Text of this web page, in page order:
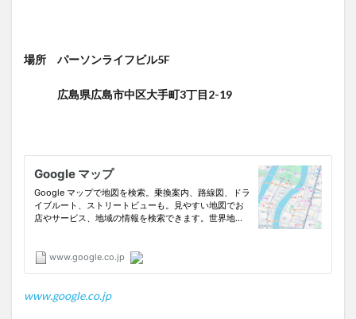
場所 パーソンライフビル5F
広島県広島市中区大手町3丁目2-19
www.google.co.jp